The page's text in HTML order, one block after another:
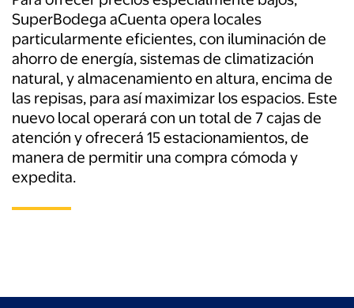
SuperBodega aCuenta opera locales
particularmente eficientes, con iluminación de
ahorro de energía, sistemas de climatización
natural, y almacenamiento en altura, encima de
las repisas, para así maximizar los espacios. Este
nuevo local operará con un total de 7 cajas de
atención y ofrecerá 15 estacionamientos, de
manera de permitir una compra cómoda y
expedita.